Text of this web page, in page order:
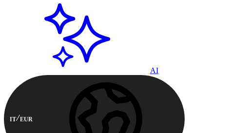
AI
IT EUR